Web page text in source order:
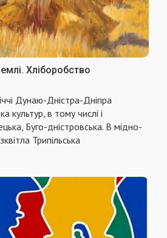
Хліборобство
Дунаю-Дністра-Дніпра
культур, в тому числі і
Буго-дністровська. В мідно-
Трипільська